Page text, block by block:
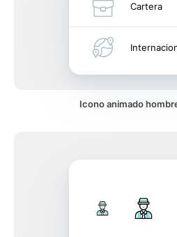
Cartera
Icono animado